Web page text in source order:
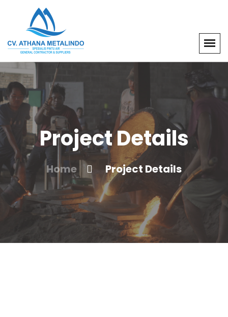
Project Details
Home Project Details